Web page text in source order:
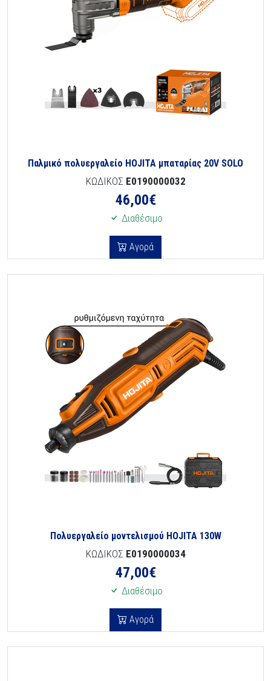
Παλμικό πολυεργαλείο HOJITA μπαταρίας 20V SOLO
ΚΩΔΙΚΟΣ E0190000032
46,00€
Διαθέσιμο
Αγορά
Πολυεργαλείο μοντελισμού HOJITA 130W
ΚΩΔΙΚΟΣ E0190000034
47,00€
Διαθέσιμο
Αγορά